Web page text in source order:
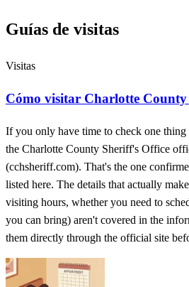
Guías de visitas
Visitas
Cómo visitar Charlotte
If you only have time to check one
the Charlotte County Sheriff's Office
(cchsheriff.com). That's the one
listed here. The details that actually
visiting hours, whether you need to
you can bring) aren't covered in the
them directly through the official site